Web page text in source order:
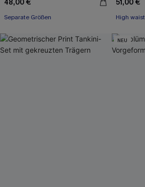
48,00 €
Separate Größen
51,00 €
High waist
NEU